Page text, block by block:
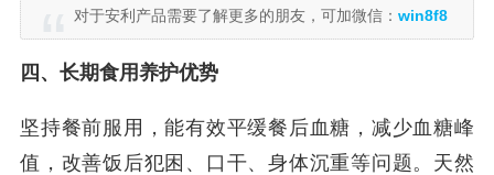
对于安利产品需要了解更多的朋友，可加微信： win8f8
四、长期食用养护优势
坚持餐前服用，能有效平缓餐后血糖，减少血糖峰
值，改善饭后犯困、口干、身体沉重等问题。天然